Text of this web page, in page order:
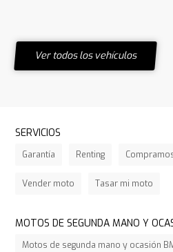
Ver todos los vehículos
SERVICIOS
Garantía Renting
Vender moto Tasar mi moto
MOTOS DE SEGUNDA MANO Y
Motos de segunda mano y ocasión